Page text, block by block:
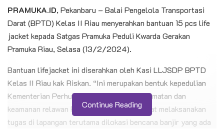
PRAMUKA.ID, Pekanbaru – Balai Pengelola Transportasi
Darat (BPTD) Kelas II Riau menyerahkan bantuan 15 pcs life
jacket kepada Satgas Pramuka Peduli Kwarda Gerakan
Pramuka Riau, Selasa (13/2/2024).
Bantuan lifejacket ini diserahkan oleh Kasi LLJSDP BPTD
Kelas II Riau kak Riskan. “Ini merupakan bentuk kepedulian
Kementerian Perhubungan terhadap keselamatan dan
keamanan relawan Pramuka Peduli pada saat melaksanakan
tugas di lapangan terutama dilokasi bencana banjir yang ada
Continue Reading